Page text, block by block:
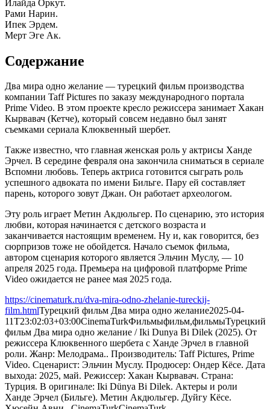
Илайда Оркут.
Рами Нарин.
Ипек Эрдем.
Мерт Эге Ак.
Содержание
Два мира одно желание — турецкий фильм производства
компании Taff Pictures по заказу международного портала
Prime Video. В этом проекте кресло режиссера занимает Хакан
Кырвавач (Кетче), который совсем недавно был занят
съемками сериала Клюквенный шербет.
Также известно, что главная женская роль у актрисы Ханде
Эрчел. В середине февраля она закончила сниматься в сериале
Вспомни любовь. Теперь актриса готовится сыграть роль
успешного адвоката по имени Бильге. Пару ей составляет
парень, которого зовут Джан. Он работает археологом.
Эту роль играет Метин Акдюльгер. По сценарию, это история
любви, которая начинается с детского возраста и
заканчивается настоящим временем. Ну и, как говорится, без
сюрпризов тоже не обойдется. Начало съемок фильма,
автором сценария которого является Эльчин Муслу, — 10
апреля 2025 года. Премьера на цифровой платформе Prime
Video ожидается не ранее мая 2025 года.
https://cinematurk.ru/dva-mira-odno-zhelanie-tureckij-
film.htmlТурецкий фильм Два мира одно желание2025-04-
11T23:02:03+03:00CinemaTurkФильмыфильм,фильмыТурецкий
фильм Два мира одно желание / Iki Dunya Bi Dilek (2025). От
режиссера Клюквенного шербета с Ханде Эрчел в главной
роли. Жанр: Мелодрама.. Производитель: Taff Pictures, Prime
Video. Сценарист: Эльчин Муслу. Продюсер: Ондер Кёсе. Дата
выхода: 2025, май. Режиссер: Хакан Кырвавач. Страна:
Турция. В оригинале: Iki Dünya Bi Dilek. Актеры и роли
Ханде Эрчел (Бильге). Метин Акдюльгер. Дуйгу Кёсе.